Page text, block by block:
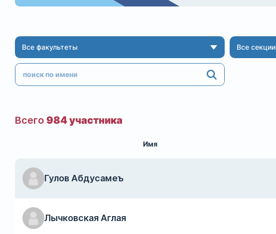
Все факультеты Все секции
Всего 984 участника
Имя
Гулов Абдусамеъ
Лычковская Аглая